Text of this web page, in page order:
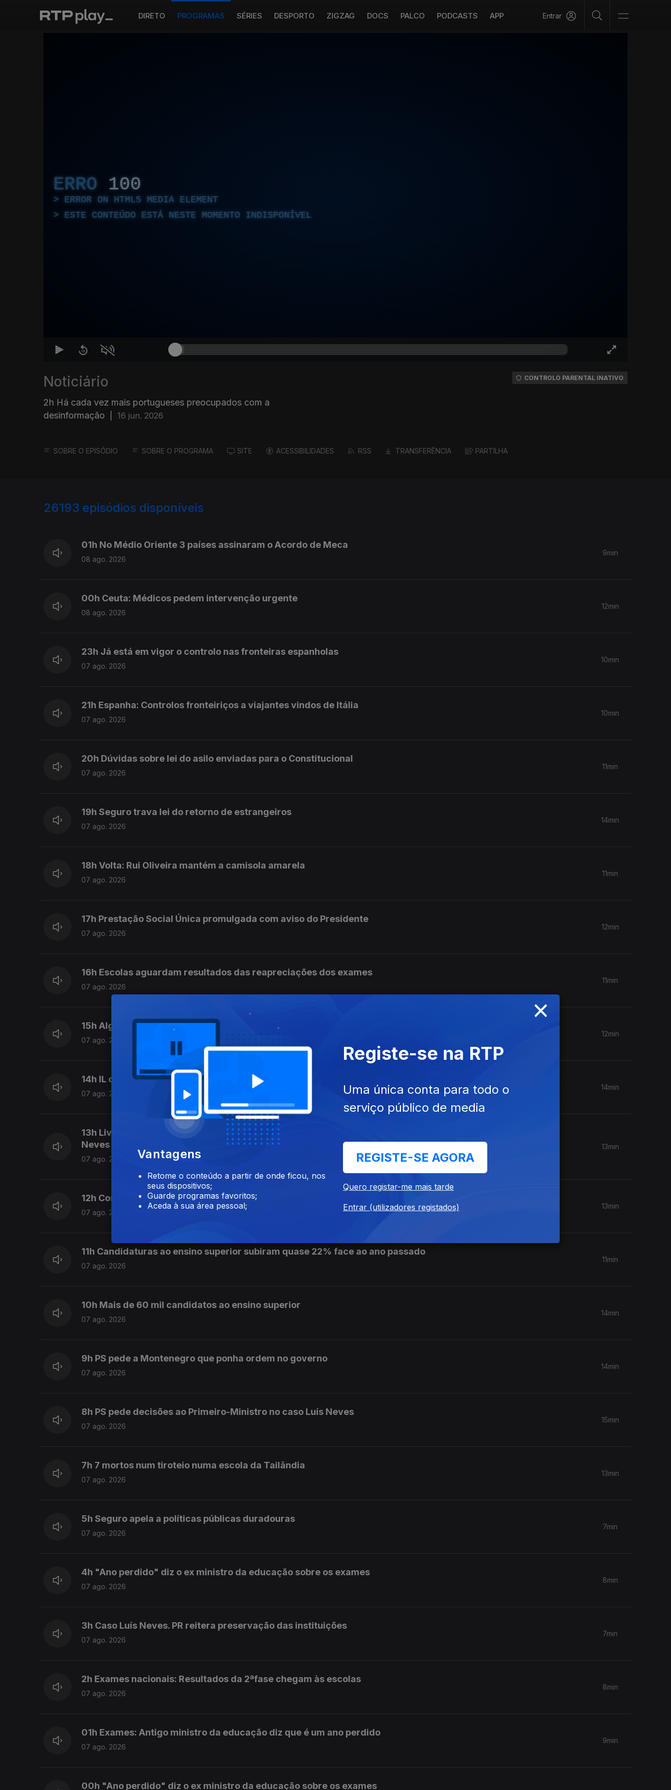
DIRETO PROGRAMAS SÉRIES DESPORTO ZIGZAG DOCS PALCO PODCASTS APP Entrar
ERRO 100
ERROR ON HTML5 MEDIA ELEMENT
ESTE CONTEÚDO ESTÁ NESTE MOMENTO INDISPONÍVEL
Noticiário
2h Há cada vez mais portugueses preocupados com a
desinformação
16 jun. 2026
CONTROLO PARENTAL INATIVO
SOBRE O EPISÓDIO SOBRE O PROGRAMA SITE ACESSIBILIDADES RSS TRANSFERÊNCIA PARTILHA
26193 episódios disponíveis
01h No Médio Oriente 3 países assinaram o Acordo de Meca
08 ago. 2026
9min
00h Ceuta: Médicos pedem intervenção urgente
08 ago. 2026
12min
23h Já está em vigor o controlo nas fronteiras espanholas
07 ago. 2026
10min
21h Espanha: Controlos fronteiriços a viajantes vindos de Itália
07 ago. 2026
10min
20h Dúvidas sobre lei do asilo enviadas para o Constitucional
07 ago. 2026
11min
19h Seguro trava lei do retorno de estrangeiros
07 ago. 2026
14min
18h Volta: Rui Oliveira mantém a camisola amarela
07 ago. 2026
11min
17h Prestação Social Única promulgada com aviso do Presidente
07 ago. 2026
12min
16h Escolas aguardam resultados das reapreciações dos exames
07 ago. 2026
11min
15h Algumas escolas já comecaram a receber os resultados das reapreciações
07 ago. 2026
12min
14h IL considera que Luís Neves não tem condições para continuar no cargo
07 ago. 2026
14min
13h Livre pede a Montenegro que se pronuncie sobre auditoria aos mandatos de Luís
Neves
07 ago. 2026
13min
12h Combustíveis vão baixar mais de 10 cêntimos na próxima semana
07 ago. 2026
13min
11h Candidaturas ao ensino superior subiram quase 22% face ao ano passado
07 ago. 2026
11min
10h Mais de 60 mil candidatos ao ensino superior
07 ago. 2026
14min
9h PS pede a Montenegro que ponha ordem no governo
07 ago. 2026
14min
8h PS pede decisões ao Primeiro-Ministro no caso Luís Neves
07 ago. 2026
15min
7h 7 mortos num tiroteio numa escola da Tailândia
07 ago. 2026
13min
5h Seguro apela a políticas públicas duradouras
07 ago. 2026
7min
4h "Ano perdido" diz o ex ministro da educação sobre os exames
07 ago. 2026
8min
3h Caso Luís Neves. PR reitera preservação das instituições
07 ago. 2026
7min
2h Exames nacionais: Resultados da 2ªfase chegam às escolas
07 ago. 2026
8min
01h Exames: Antigo ministro da educação diz que é um ano perdido
07 ago. 2026
9min
00h "Ano perdido" diz o ex ministro da educação sobre os exames
×
Vantagens
Retome o conteúdo a partir de onde ficou, nos
seus dispositivos;
Guarde programas favoritos;
Aceda à sua área pessoal;
Registe-se na RTP
Uma única conta para todo o
serviço público de media
REGISTE-SE AGORA
Quero registar-me mais tarde
Entrar (utilizadores registados)